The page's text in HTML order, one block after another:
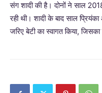
संग शादी की है। दोनों ने साल
रही थी। शादी के बाद साल
जरिए बेटी का स्वागत किया,